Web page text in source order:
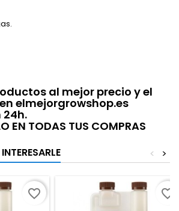
al mejor precio y el
elmejorgrowshop.es
24h.
EN TODAS TUS COMPRAS
>
<
favorite_border favorite_border